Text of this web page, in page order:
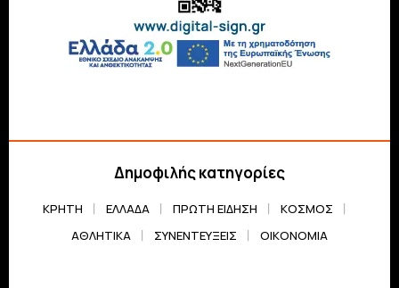
Δημοφιλής κατηγορίες
ΚΡΗΤΗ ΕΛΛΆΔΑ ΠΡΏΤΗ ΕΊΔΗΣΗ
ΚΌΣΜΟΣ
ΑΘΛΗΤΙΚΆ
ΣΥΝΕΝΤΕΎΞΕΙΣ ΟΙΚΟΝΟΜΊΑ